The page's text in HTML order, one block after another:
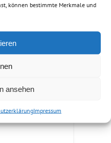
können bestimmte Merkmale und
ansehen
Impressum
Schokolade